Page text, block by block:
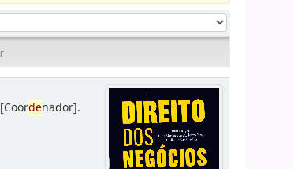
[Coordenador].